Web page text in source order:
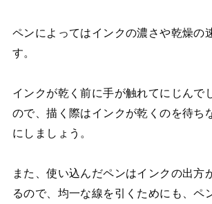
ペンによってはインクの濃さや乾燥の
す。
インクが乾く前に手が触れてにじんで
ので、描く際はインクが乾くのを待ち
にしましょう。
また、使い込んだペンはインクの出方
るので、均一な線を引くためにも、ペ